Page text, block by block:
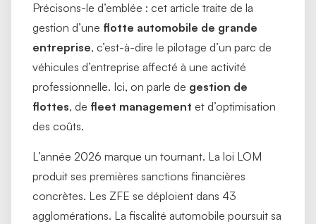
Précisons-le d’emblée : cet article traite de la
gestion d’une flotte automobile de grande
entreprise, c’est-à-dire le pilotage d’un parc de
véhicules d’entreprise affecté à une activité
professionnelle. Ici, on parle de gestion de
flottes, de fleet management et d’optimisation
des coûts.
L’année 2026 marque un tournant. La loi LOM
produit ses premières sanctions financières
concrètes. Les ZFE se déploient dans 43
agglomérations. La fiscalité automobile poursuit sa